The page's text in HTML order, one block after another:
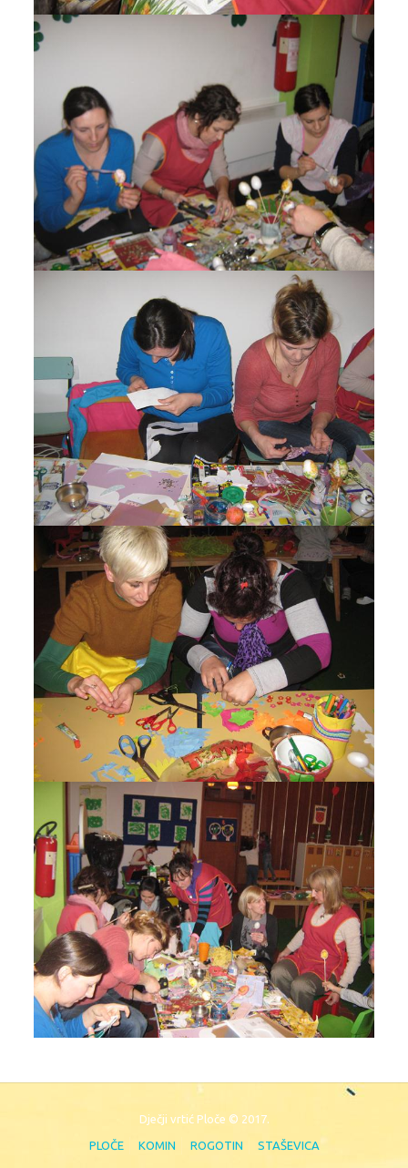
Dječji vrtić Ploče © 2017.
PLOČE KOMIN ROGOTIN STAŠEVICA